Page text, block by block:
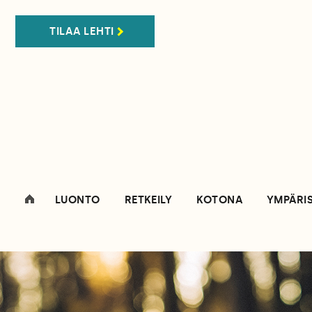
TILAA LEHTI
LUONTO RETKEILY KOTONA